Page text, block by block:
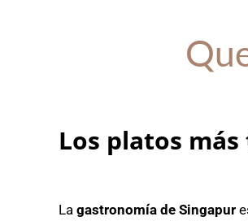
Los platos
La gastronomía de Singapur